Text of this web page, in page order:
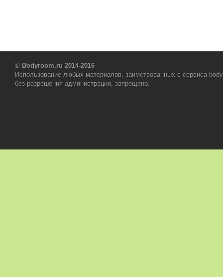
© Bodyroom.ru 2014-2016
Использование любых материалов, заимствованных с сервиса
без разрешения администрации, запрещено.